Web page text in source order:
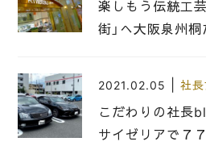
楽しもう伝統工
街」へ大阪泉州桐
2021.02.05 社
こだわりの社長
サイゼリアで７